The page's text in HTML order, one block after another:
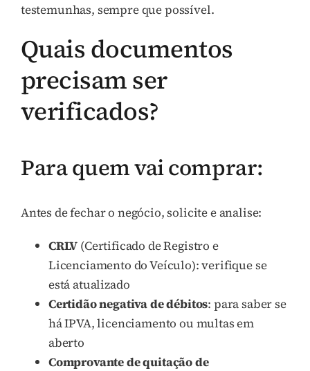
testemunhas, sempre que possível.
Quais documentos
precisam ser
verificados?
Para quem vai comprar:
Antes de fechar o negócio, solicite e analise:
CRLV (Certificado de Registro e
Licenciamento do Veículo): verifique se
está atualizado
Certidão negativa de débitos: para saber se
há IPVA, licenciamento ou multas em
aberto
Comprovante de quitação de